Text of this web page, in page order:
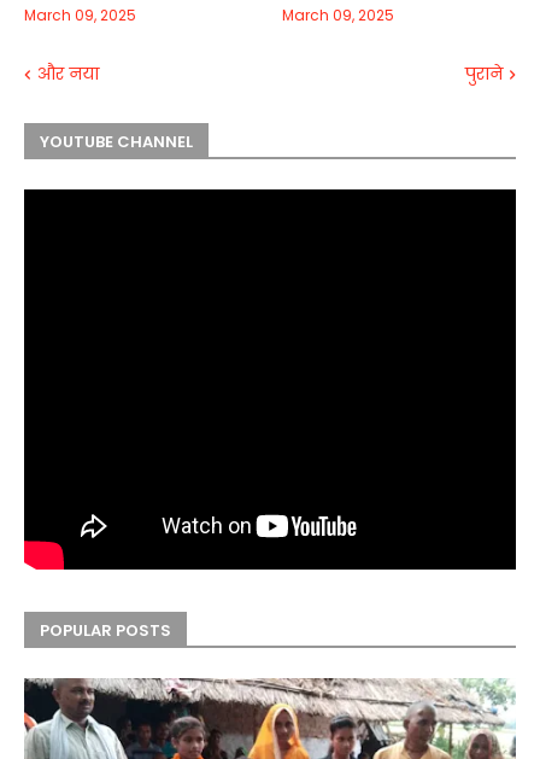
March 09, 2025 March 09, 2025
और नया पुराने
YOUTUBE CHANNEL
POPULAR POSTS